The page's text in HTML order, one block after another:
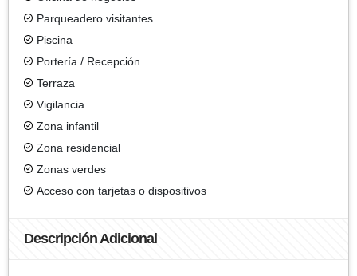
Parqueadero visitantes
Piscina
Portería / Recepción
Terraza
Vigilancia
Zona infantil
Zona residencial
Zonas verdes
Acceso con tarjetas o dispositivos
Descripción Adicional